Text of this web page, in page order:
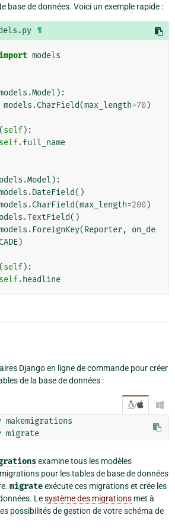
base de données. Voici un exemple rapide :
¶
import models
.Model ):
models .CharField(max_length=70)
(self):
self.full_name
.Model ):
.DateField()
.CharField(max_length=200)
.TextField()
. ForeignKey(Reporter,
on_de
)
(self):
self. headline
Django en ligne de commande pour créer
de la base de données :
/ 
examine tous les modèles
pour les tables de base de données
migrateexécute ces migrations et crée les
Lesystème des migrations met à
possibilités de gestion de votre schéma de